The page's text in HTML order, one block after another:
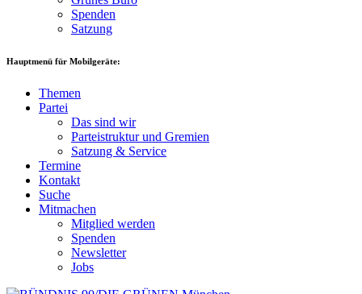
Spenden
Satzung
Hauptmenü für Mobilgeräte:
Themen
Partei
Das sind wir
Parteistruktur und Gremien
Satzung & Service
Termine
Kontakt
Suche
Mitmachen
Mitglied werden
Spenden
Newsletter
Jobs